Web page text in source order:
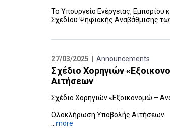
Το Υπουργείο Ενέργειας,
Σχεδίου Ψηφιακής Αναβάθμισης
27/03/2025 | Announcements
Σχέδιο Χορηγιών
Αιτήσεων
Σχέδιο Χορηγιών «Εξοικονομώ –
Ολοκλήρωση Υποβολής Αιτήσεων
more